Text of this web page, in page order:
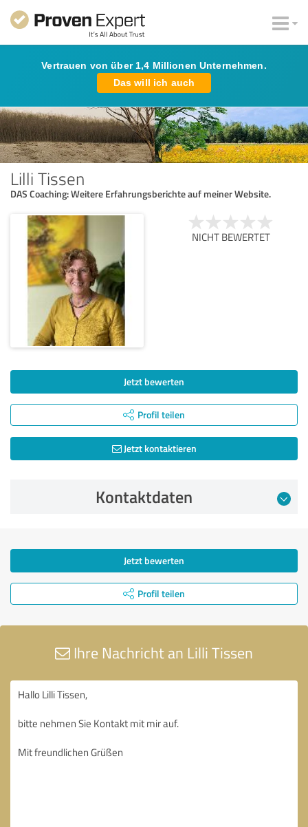
Vertrauen von über 1,4 Millionen Unternehmen.
Das will ich auch
Lilli Tissen
DAS Coaching: Weitere Erfahrungsberichte auf meiner Website.
NICHT BEWERTET
Jetzt bewerten
Profil teilen
Jetzt kontaktieren
Kontaktdaten
Jetzt bewerten
Profil teilen
Ihre Nachricht an Lilli Tissen